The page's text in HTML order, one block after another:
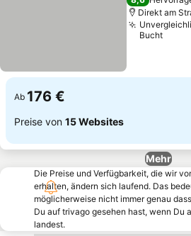
Direkt am
Bucht
Ab 176 €
Preise von 15 Websites
Mehr
Die Preise und Verfügbarkeit, die wir
erhalten, ändern sich laufend. Das
möglicherweise nicht immer genau
Du auf trivago gesehen hast, wenn Du
landest.